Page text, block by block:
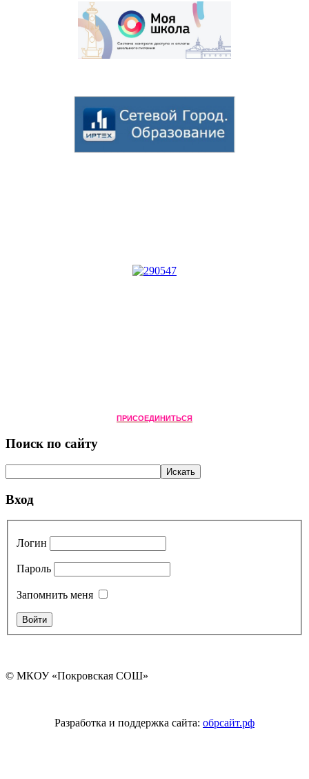
ПРИСОЕДИНИТЬСЯ
Поиск по сайту
Вход
Логин
Пароль
Запомнить меня
© МКОУ «Покровская СОШ»
Разработка и поддержка сайта: обрсайт.рф